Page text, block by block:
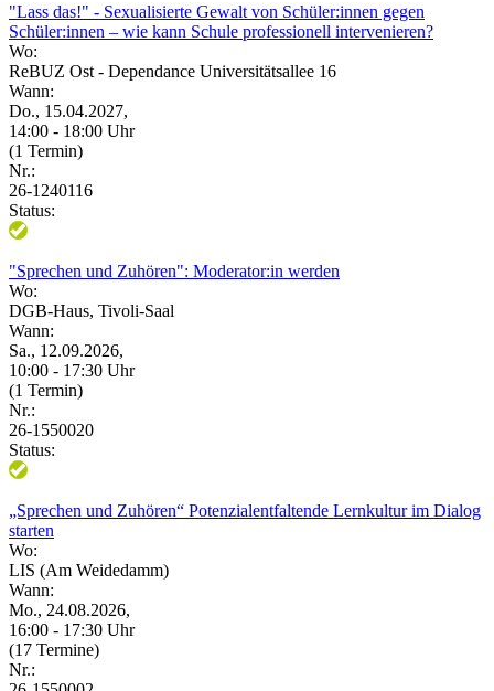
"Lass das!" - Sexualisierte Gewalt von Schüler:innen gegen
Schüler:innen – wie kann Schule professionell intervenieren?
Wo:
ReBUZ Ost - Dependance Universitätsallee 16
Wann:
Do., 15.04.2027,
14:00 - 18:00 Uhr
(1 Termin)
Nr.:
26-1240116
Status:
"Sprechen und Zuhören": Moderator:in werden
Wo:
DGB-Haus, Tivoli-Saal
Wann:
Sa., 12.09.2026,
10:00 - 17:30 Uhr
(1 Termin)
Nr.:
26-1550020
Status:
„Sprechen und Zuhören“ Potenzialentfaltende Lernkultur im Dialog
starten
Wo:
LIS (Am Weidedamm)
Wann:
Mo., 24.08.2026,
16:00 - 17:30 Uhr
(17 Termine)
Nr.: